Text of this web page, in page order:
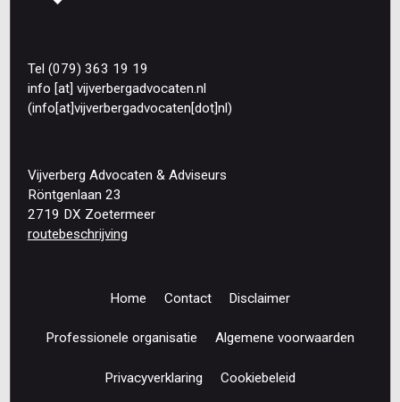
Tel (079) 363 19 19
info [at] vijverbergadvocaten.nl
(info[at]vijverbergadvocaten[dot]nl)
Vijverberg Advocaten & Adviseurs
Röntgenlaan 23
2719 DX Zoetermeer
routebeschrijving
Home Contact Disclaimer
Professionele organisatie Algemene voorwaarden
Privacyverklaring Cookiebeleid